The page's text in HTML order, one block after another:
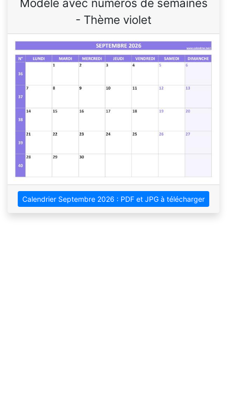
Modèle avec numéros de semaines
- Thème violet
Calendrier Septembre 2026 : PDF et JPG à télécharger